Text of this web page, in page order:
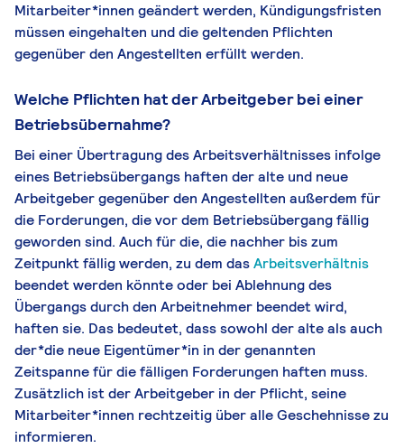
Mitarbeiter*innen geändert werden, Kündigungsfristen
müssen eingehalten und die geltenden Pflichten
gegenüber den Angestellten erfüllt werden.
Welche Pflichten hat der Arbeitgeber bei einer
Betriebsübernahme?
Bei einer Übertragung des Arbeitsverhältnisses infolge
eines Betriebsübergangs haften der alte und neue
Arbeitgeber gegenüber den Angestellten außerdem für
die Forderungen, die vor dem Betriebsübergang fällig
geworden sind. Auch für die, die nachher bis zum
Zeitpunkt fällig werden, zu dem dasArbeitsverhältnis
beendet werden könnte oder bei Ablehnung des
Übergangs durch den Arbeitnehmer beendet wird,
haften sie. Das bedeutet, dass sowohl der alte als auch
der*die neue Eigentümer*in in der genannten
Zeitspanne für die fälligen Forderungen haften muss.
Zusätzlich ist der Arbeitgeber in der Pflicht, seine
Mitarbeiter*innen rechtzeitig über alle Geschehnisse zu
informieren.